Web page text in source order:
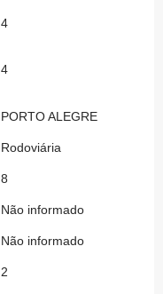
4
4
PORTO ALEGRE
Rodoviária
8
Não informado
Não informado
2